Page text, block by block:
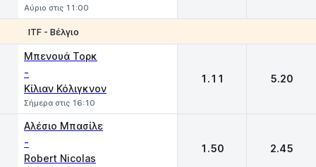
Αύριο στις 11:00
ITF - Βέλγιο
Μπενουά Τορκ
-
Κίλιαν Κόλιγκνον
Σήμερα στις 16:10
1.11 5.20
Αλέσιο Μπασίλε
-
Robert Nicolas
1.50 2.45